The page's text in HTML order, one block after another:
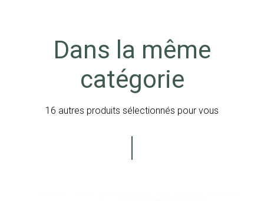
Dans la même
catégorie
16 autres produits sélectionnés pour vous